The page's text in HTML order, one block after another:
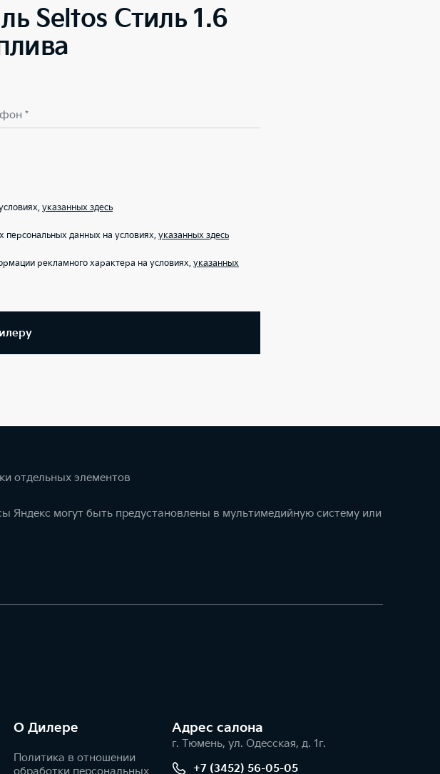
Seltos Стиль 1.6
*
указанных здесь
данных на условиях, указанных здесь
рекламного характера на условиях, указанных
отдельных элементов
могут быть предустановлены в мультимедийную систему или
О Дилере
Политика в отношении
Адрес салонa
г. Тюмень, ул. Одесская, д. 1г.
+7 (3452) 56-05-05